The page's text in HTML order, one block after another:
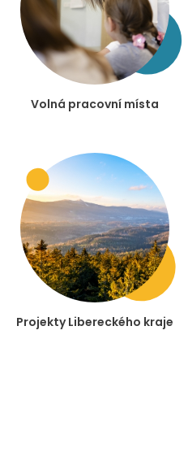
Volná pracovní místa
Projekty Libereckého kraje